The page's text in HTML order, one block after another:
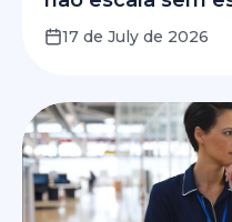
17 de July de 2026